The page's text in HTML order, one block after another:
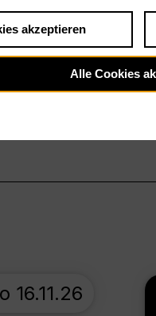
16.11.26
akzeptieren
Alle Cookies